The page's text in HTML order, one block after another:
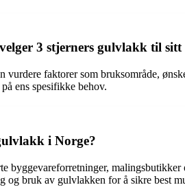
3 stjerners gulvlakk til sitt
faktorer som bruksområde,
ens spesifikke behov.
i Norge?
byggevareforretninger,
og bruk av gulvlakken for å sikre best